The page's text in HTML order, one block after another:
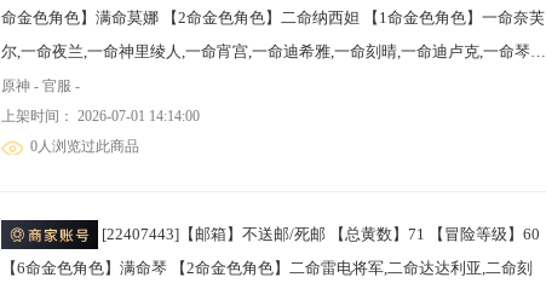
命金色角色】满命莫娜 【2命金色角色】二命纳西妲 【1命金色角色】一命奈芙
尔,一命夜兰,一命神里绫人,一命宵宫,一命迪希雅,一命刻晴,一命迪卢克,一命琴
【0命金色角色】兹白,阿蕾奇诺,芙宁娜,林尼,雷电将军,枫原万叶 【2精武器】天
空之傲 【1精武器】朏魄含光,最初的大魔术,若水,薙草之稻光,飞雷之弦振,和璞
鸢,阿莫斯之弓,天空之傲,天空之脊
原神 - 官服 -
上架时间： 2026-07-01 14:14:00
0人浏览过此商品
【6命金色角色】满命琴 【2命金色角色】二命雷电将军,二命达达利亚,二命刻